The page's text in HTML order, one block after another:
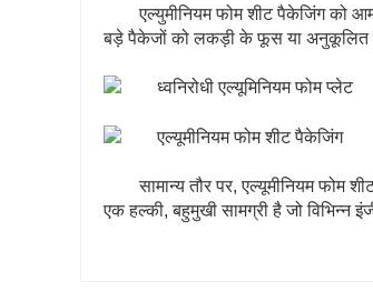
एल्युमीनियम फोम शीट पैकेजिंग को
बड़े पैकेजों को लकड़ी के फूस या अनुकूलित
सामान्य तौर पर, एल्यूमीनियम फोम
एक हल्की, बहुमुखी सामग्री है जो विभिन्न